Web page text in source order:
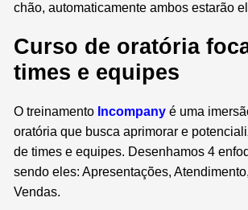
chão, automaticamente ambos estarão
Curso de oratória
times e equipes
O treinamento Incompany é uma
oratória que busca aprimorar e
de times e equipes. Desenhamos 4
sendo eles: Apresentações,
Vendas.